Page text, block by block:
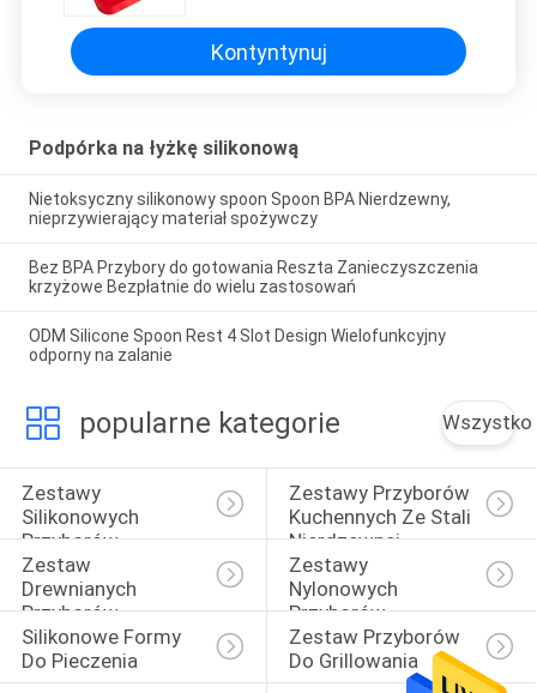
Kontyntynuj
Podpórka na łyżkę silikonową
Nietoksyczny silikonowy spoon Spoon BPA Nierdzewny,
nieprzywierający materiał spożywczy
Bez BPA Przybory do gotowania Reszta Zanieczyszczenia
krzyżowe Bezpłatnie do wielu zastosowań
ODM Silicone Spoon Rest 4 Slot Design Wielofunkcyjny
odporny na zalanie
popularne kategorie Wszystko
Zestawy
Silikonowych
Przyborów
Kuchennych
Zestawy Przyborów
Kuchennych Ze Stali
Nierdzewnej
Zestaw
Drewnianych
Przyborów
Kuchennych
Zestawy
Nylonowych
Przyborów
Kuchennych
Silikonowe Formy
Do Pieczenia
Zestaw Przyborów
Do Grillowania